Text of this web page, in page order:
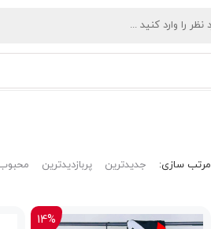
مرتب‌ سازی: جدیدترین پربازدیدترین
14%